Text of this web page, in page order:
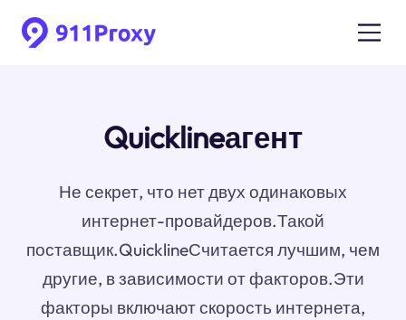
Quicklineагент
Не секрет, что нет двух одинаковых
интернет-провайдеров.Такой
поставщик.QuicklineСчитается лучшим, чем
другие, в зависимости от факторов.Эти
факторы включают скорость интернета,